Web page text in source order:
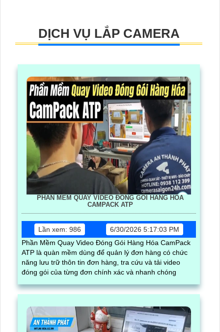
DỊCH VỤ LẮP CAMERA
PHẦN MỀM QUAY VIDEO ĐÓNG GÓI HÀNG HÓA
CAMPACK ATP
Lần xem: 986
6/30/2026 5:17:03 PM
Phần Mềm Quay Video Đóng Gói Hàng Hóa CamPack
ATP là quàn mềm dùng để quản lý đơn hàng có chức
năng lưu trữ thôn tin đơn hàng, tra cứu và tải video
đóng gói của từng đơn chính xác và nhanh chóng